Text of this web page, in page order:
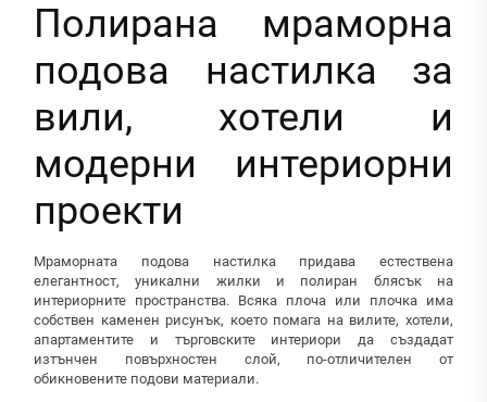
Полирана мраморна
подова настилка за
вили, хотели и
модерни интериорни
проекти
Мраморната подова настилка придава естествена
елегантност, уникални жилки и полиран блясък на
интериорните пространства. Всяка плоча или плочка има
собствен каменен рисунък, което помага на вилите, хотели,
апартаментите и търговските интериори да създадат
изтънчен повърхностен слой, по-отличителен от
обикновените подови материали.